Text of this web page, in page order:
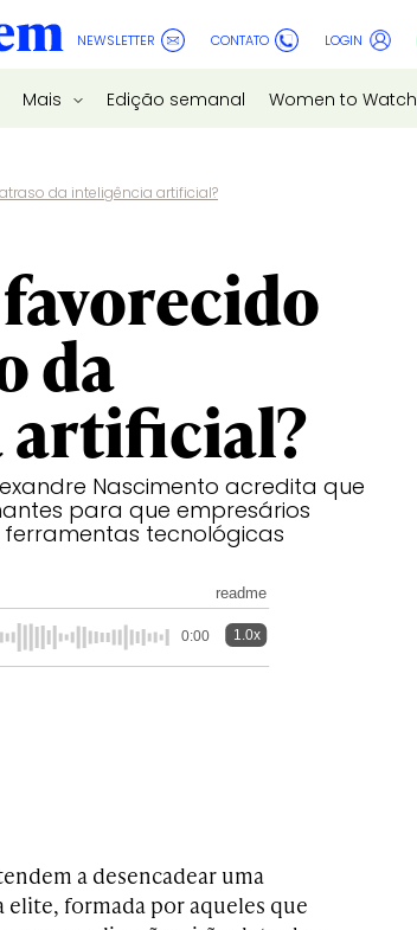
NEWSLETTER CONTATO LOGIN
Mais Edição semanal Women to Watch
da inteligência artificial?
da
artificial?
Nascimento acredita que
para que empresários
tecnológicas
readme
0:00 1.0x
a desencadear uma
formada por aqueles que